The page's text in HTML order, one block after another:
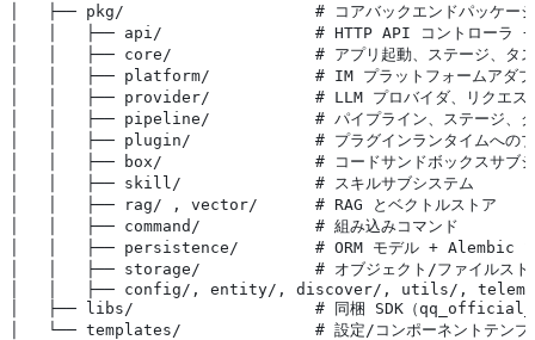
│   ├── pkg/                    # コアバックエンドパッケージ
│   │   ├── api/                # HTTP API コントローラ + サ
│   │   ├── core/               # アプリ起動、ステージ、タス
│   │   ├── platform/           # IM プラットフォームアダプタ、
│   │   ├── provider/           # LLM プロバイダ、リクエスタ
│   │   ├── pipeline/           # パイプライン、ステージ、ク
│   │   ├── plugin/             # プラグインランタイムへの
│   │   ├── box/                # コードサンドボックスサブシ
│   │   ├── skill/              # スキルサブシステム
│   │   ├── rag/ , vector/      # RAG とベクトルストア
│   │   ├── command/            # 組み込みコマンド
│   │   ├── persistence/        # ORM モデル + Alembic マイ
│   │   ├── storage/            # オブジェクト/ファイルストレ
│   │   ├── config/, entity/, discover/, utils/,
│   ├── libs/                   # 同梱 SDK（qq_official_api
│   └── templates/              # 設定/コンポーネントテンプ